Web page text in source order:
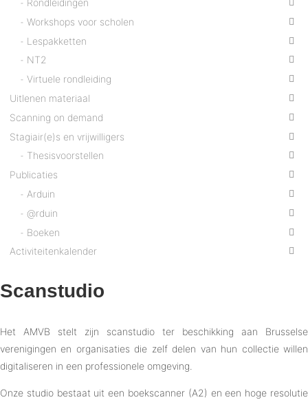
Rondleidingen
Workshops voor scholen
Lespakketten
NT2
Virtuele rondleiding
Uitlenen materiaal
Scanning on demand
Stagiair(e)s en vrijwilligers
Thesisvoorstellen
Publicaties
Arduin
@rduin
Boeken
Activiteitenkalender
Scanstudio
Het AMVB stelt zijn scanstudio ter beschikking aan Brusselse
verenigingen en organisaties die zelf delen van hun collectie willen
digitaliseren in een professionele omgeving.
Onze studio bestaat uit een boekscanner (A2) en een hoge resolutie